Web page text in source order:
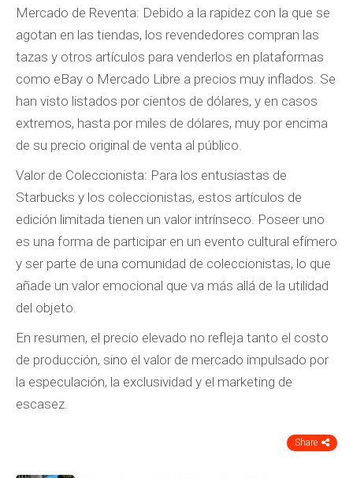
Mercado de Reventa: Debido a la rapidez con la que se
agotan en las tiendas, los revendedores compran las
tazas y otros artículos para venderlos en plataformas
como eBay o Mercado Libre a precios muy inflados. Se
han visto listados por cientos de dólares, y en casos
extremos, hasta por miles de dólares, muy por encima
de su precio original de venta al público.
Valor de Coleccionista: Para los entusiastas de
Starbucks y los coleccionistas, estos artículos de
edición limitada tienen un valor intrínseco. Poseer uno
es una forma de participar en un evento cultural efímero
y ser parte de una comunidad de coleccionistas, lo que
añade un valor emocional que va más allá de la utilidad
del objeto.
En resumen, el precio elevado no refleja tanto el costo
de producción, sino el valor de mercado impulsado por
la especulación, la exclusividad y el marketing de
escasez.
Share